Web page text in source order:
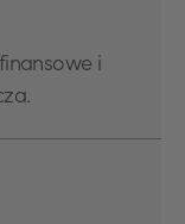
i